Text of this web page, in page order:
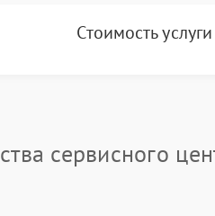
Стоимость
сервисного